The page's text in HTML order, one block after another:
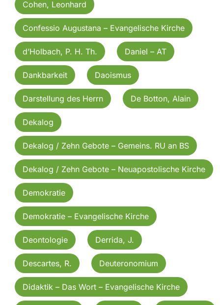
Cohen, Leonhard
Confessio Augustana – Evangelische Kirche
d’Holbach, P. H. Th. Daniel – AT
Dankbarkeit Daoismus
Darstellung des Herrn De Botton, Alain
Dekalog
Dekalog / Zehn Gebote – Gemeins. RU an BS
Dekalog / Zehn Gebote – Neuapostolische Kirche
Demokratie
Demokratie – Evangelische Kirche
Deontologie Derrida, J.
Descartes, R. Deuteronomium
Didaktik – Das Wort – Evangelische Kirche